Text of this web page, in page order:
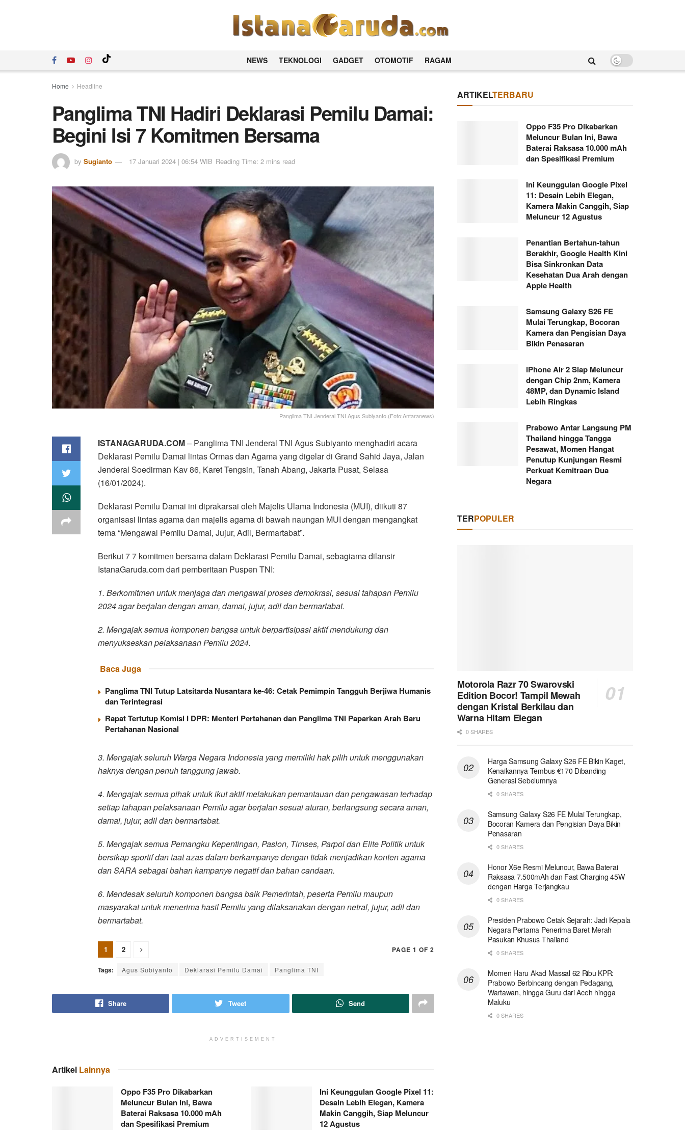
NEWS TEKNOLOGI GADGET OTOMOTIF RAGAM
Home Headline
Panglima TNI Hadiri Deklarasi Pemilu Damai:
Begini Isi 7 Komitmen Bersama
by Sugianto 17 Januari 2024 | 06:54 WIB Reading Time: 2 mins read
Panglima TNI Jenderal TNI Agus Subiyanto.(Foto:Antaranews)
ISTANAGARUDA.COM– Panglima TNI Jenderal TNI Agus Subiyanto menghadiri acara
Deklarasi Pemilu Damai lintas Ormas dan Agama yang digelar di Grand Sahid Jaya, Jalan
Jenderal Soedirman Kav 86, Karet Tengsin, Tanah Abang, Jakarta Pusat, Selasa
(16/01/2024).
Deklarasi Pemilu Damai ini diprakarsai oleh Majelis Ulama Indonesia (MUI), diikuti 87
organisasi lintas agama dan majelis agama di bawah naungan MUI dengan mengangkat
tema “Mengawal Pemilu Damai, Jujur, Adil, Bermartabat”.
Berikut 7 7 komitmen bersama dalam Deklarasi Pemilu Damai, sebagiama dilansir
IstanaGaruda.com dari pemberitaan Puspen TNI:
1. Berkomitmen untuk menjaga dan mengawal proses demokrasi, sesuai tahapan Pemilu
2024 agar berjalan dengan aman, damai, jujur, adil dan bermartabat.
2. Mengajak semua komponen bangsa untuk berpartisipasi aktif mendukung dan
menyukseskan pelaksanaan Pemilu 2024.
Baca Juga
Panglima TNI Tutup Latsitarda Nusantara ke-46: Cetak Pemimpin Tangguh Berjiwa Humanis
dan Terintegrasi
Rapat Tertutup Komisi I DPR: Menteri Pertahanan dan Panglima TNI Paparkan Arah Baru
Pertahanan Nasional
3. Mengajak seluruh Warga Negara Indonesia yang memiliki hak pilih untuk menggunakan
haknya dengan penuh tanggung jawab.
4. Mengajak semua pihak untuk ikut aktif melakukan pemantauan dan pengawasan terhadap
setiap tahapan pelaksanaan Pemilu agar berjalan sesuai aturan, berlangsung secara aman,
damai, jujur, adil dan bermartabat.
5. Mengajak semua Pemangku Kepentingan, Paslon, Timses, Parpol dan Elite Politik untuk
bersikap sportif dan taat azas dalam berkampanye dengan tidak menjadikan konten agama
dan SARA sebagai bahan kampanye negatif dan bahan candaan.
6. Mendesak seluruh komponen bangsa baik Pemerintah, peserta Pemilu maupun
masyarakat untuk menerima hasil Pemilu yang dilaksanakan dengan netral, jujur, adil dan
bermartabat.
PAGE 1 OF 2
1 2
Tags: Agus Subiyanto Deklarasi Pemilu Damai Panglima TNI
Share Tweet Send
ADVERTISEMENT
Artikel Lainnya
Oppo F35 Pro Dikabarkan
Meluncur Bulan Ini, Bawa
Baterai Raksasa 10.000 mAh
dan Spesifikasi Premium
Ini Keunggulan Google Pixel 11:
Desain Lebih Elegan, Kamera
Makin Canggih, Siap Meluncur
12 Agustus
ARTIKELTERBARU
Oppo F35 Pro Dikabarkan
Meluncur Bulan Ini, Bawa
Baterai Raksasa 10.000 mAh
dan Spesifikasi Premium
Ini Keunggulan Google Pixel
11: Desain Lebih Elegan,
Kamera Makin Canggih, Siap
Meluncur 12 Agustus
Penantian Bertahun-tahun
Berakhir, Google Health Kini
Bisa Sinkronkan Data
Kesehatan Dua Arah dengan
Apple Health
Samsung Galaxy S26 FE
Mulai Terungkap, Bocoran
Kamera dan Pengisian Daya
Bikin Penasaran
iPhone Air 2 Siap Meluncur
dengan Chip 2nm, Kamera
48MP, dan Dynamic Island
Lebih Ringkas
Prabowo Antar Langsung PM
Thailand hingga Tangga
Pesawat, Momen Hangat
Penutup Kunjungan Resmi
Perkuat Kemitraan Dua
Negara
TERPOPULER
Motorola Razr 70 Swarovski
Edition Bocor! Tampil Mewah
dengan Kristal Berkilau dan
Warna Hitam Elegan
0 SHARES
Harga Samsung Galaxy S26 FE Bikin Kaget,
Kenaikannya Tembus €170 Dibanding
Generasi Sebelumnya
0 SHARES
Samsung Galaxy S26 FE Mulai Terungkap,
Bocoran Kamera dan Pengisian Daya Bikin
Penasaran
0 SHARES
Honor X6e Resmi Meluncur, Bawa Baterai
Raksasa 7.500mAh dan Fast Charging 45W
dengan Harga Terjangkau
0 SHARES
Presiden Prabowo Cetak Sejarah: Jadi Kepala
Negara Pertama Penerima Baret Merah
Pasukan Khusus Thailand
0 SHARES
Momen Haru Akad Massal 62 Ribu KPR:
Prabowo Berbincang dengan Pedagang,
Wartawan, hingga Guru dari Aceh hingga
Maluku
0 SHARES